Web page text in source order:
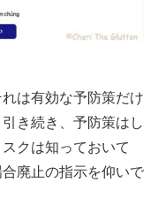
は有効な予防策だけ
き続き、予防策はし
クは知っておいて
廃止の指示を仰いで